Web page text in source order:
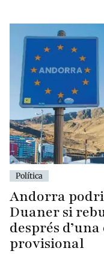
Política
Andorra
Duaner si
després
provisional